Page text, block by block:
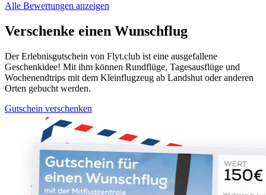
Alle Bewertungen anzeigen
Verschenke einen Wunschflug
Der Erlebnisgutschein von Flyt.club ist eine ausgefallene
Geschenkidee! Mit ihm können Rundflüge, Tagesausflüge und
Wochenendtrips mit dem Kleinflugzeug ab Landshut oder anderen
Orten gebucht werden.
Gutschein verschenken